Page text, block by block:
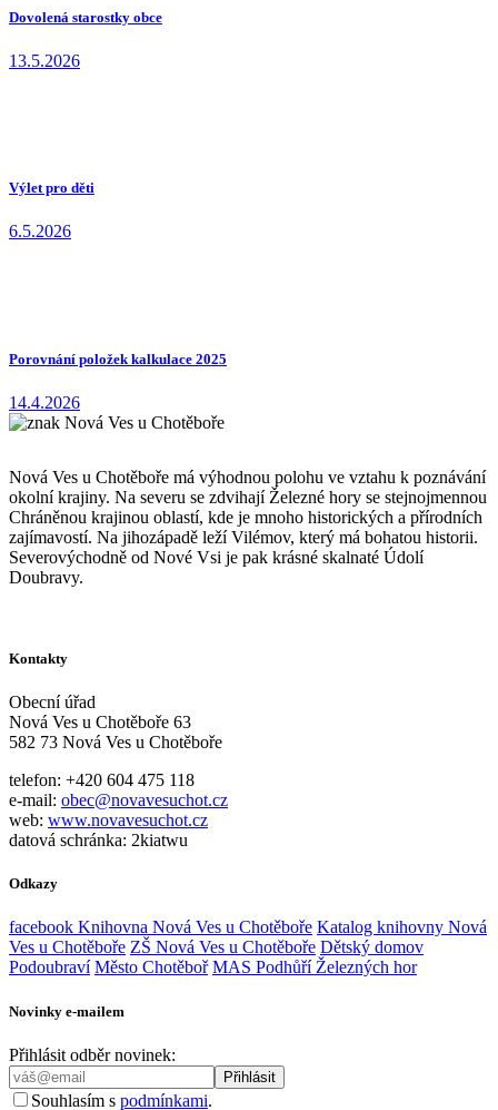
Dovolená starostky obce
13.5.2026
Výlet pro děti
6.5.2026
Porovnání položek kalkulace 2025
14.4.2026
Nová Ves u Chotěboře má výhodnou polohu ve vztahu k poznávání
okolní krajiny. Na severu se zdvihají Železné hory se stejnojmennou
Chráněnou krajinou oblastí, kde je mnoho historických a přírodních
zajímavostí. Na jihozápadě leží Vilémov, který má bohatou historii.
Severovýchodně od Nové Vsi je pak krásné skalnaté Údolí
Doubravy.
Kontakty
Obecní úřad
Nová Ves u Chotěboře 63
582 73 Nová Ves u Chotěboře
telefon: +420 604 475 118
e-mail: obec@novavesuchot.cz
web: www.novavesuchot.cz
datová schránka: 2kiatwu
Odkazy
facebook Knihovna Nová Ves u Chotěboře Katalog knihovny Nová
Ves u Chotěboře ZŠ Nová Ves u Chotěboře Dětský domov
Podoubraví Město Chotěboř MAS Podhůří Železných hor
Novinky e-mailem
Přihlásit odběr novinek:
Souhlasím s podmínkami.